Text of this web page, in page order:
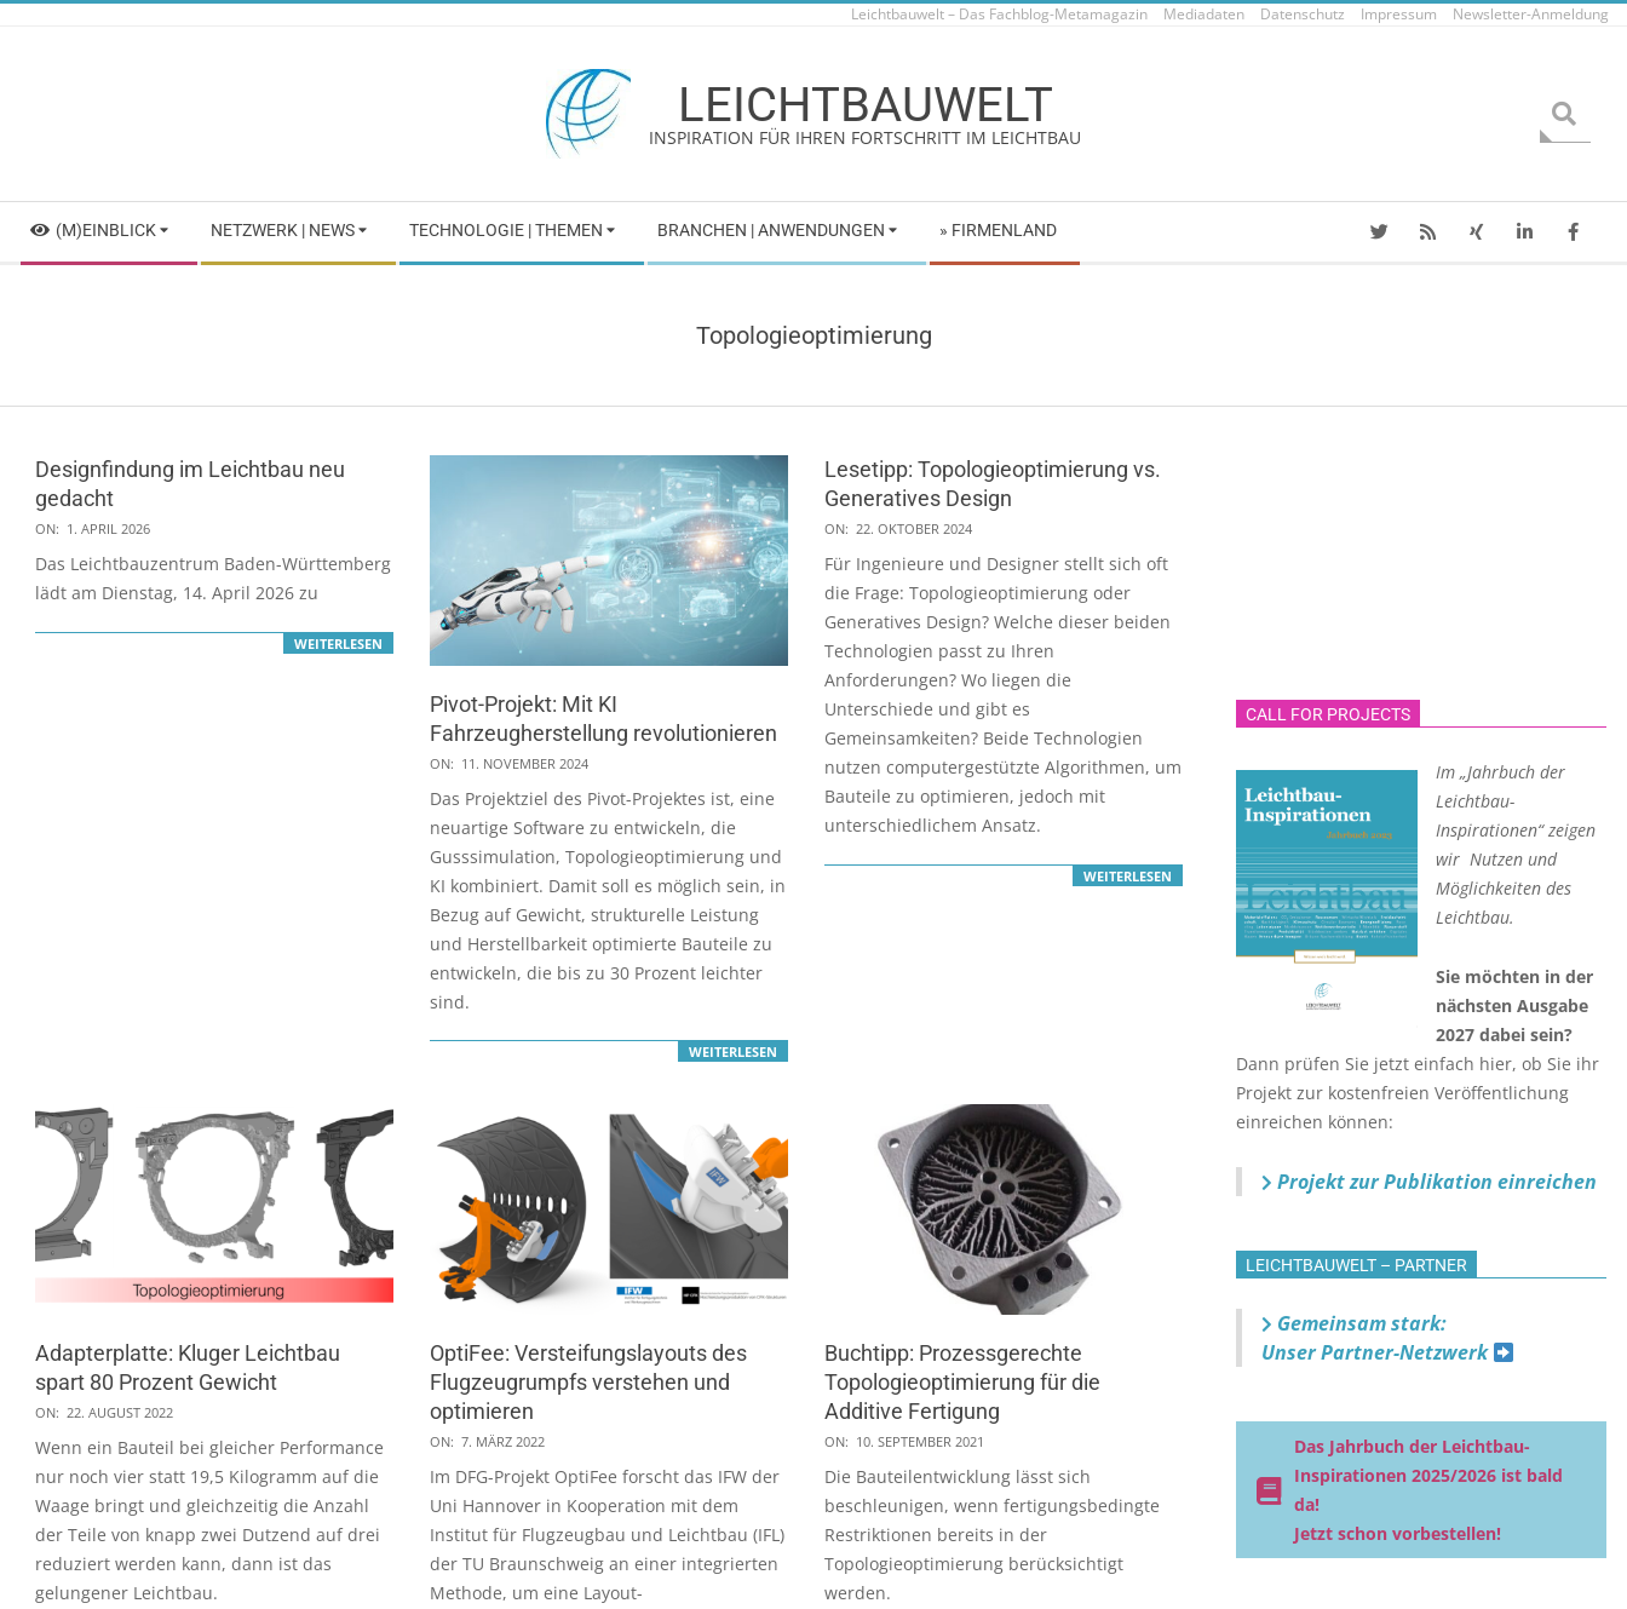
Leichtbauwelt – Das Fachblog-Metamagazin Mediadaten Datenschutz Impressum Newsletter-Anmeldung
LEICHTBAUWELT
INSPIRATION FÜR IHREN FORTSCHRITT IM LEICHTBAU
Navigation
Menu
(M)EINBLICK NETZWERK | NEWS TECHNOLOGIE | THEMEN BRANCHEN | ANWENDUNGEN » FIRMENLAND
Topologieoptimierung
Designfindung im Leichtbau neu
gedacht
2026-
04-
01
ON: 1. APRIL 2026
Das Leichtbauzentrum Baden-Württemberg
lädt am Dienstag, 14. April 2026 zu
WEITERLESEN
Pivot-Projekt: Mit KI
Fahrzeugherstellung revolutionieren
2024-
11-
ON: 11. NOVEMBER 2024
Das Projektziel des Pivot-Projektes ist, eine
neuartige Software zu entwickeln, die
Gusssimulation, Topologieoptimierung und
KI kombiniert. Damit soll es möglich sein, in
Bezug auf Gewicht, strukturelle Leistung
und Herstellbarkeit optimierte Bauteile zu
entwickeln, die bis zu 30 Prozent leichter
sind.
WEITERLESEN
Lesetipp: Topologieoptimierung vs.
Generatives Design
2024-
10-
22
ON: 22. OKTOBER 2024
Für Ingenieure und Designer stellt sich oft
die Frage: Topologieoptimierung oder
Generatives Design? Welche dieser beiden
Technologien passt zu Ihren
Anforderungen? Wo liegen die
Unterschiede und gibt es
Gemeinsamkeiten? Beide Technologien
nutzen computergestützte Algorithmen, um
Bauteile zu optimieren, jedoch mit
unterschiedlichem Ansatz.
WEITERLESEN
Adapterplatte: Kluger Leichtbau
spart 80 Prozent Gewicht
2022-
08-
22
ON: 22. AUGUST 2022
Wenn ein Bauteil bei gleicher Performance
nur noch vier statt 19,5 Kilogramm auf die
Waage bringt und gleichzeitig die Anzahl
der Teile von knapp zwei Dutzend auf drei
reduziert werden kann, dann ist das
gelungener Leichtbau.
OptiFee: Versteifungslayouts des
Flugzeugrumpfs verstehen und
optimieren
2022-
03-
07
ON: 7. MÄRZ 2022
Im DFG-Projekt OptiFee forscht das IFW der
Uni Hannover in Kooperation mit dem
Institut für Flugzeugbau und Leichtbau (IFL)
der TU Braunschweig an einer integrierten
Methode, um eine Layout-
Buchtipp: Prozessgerechte
Topologieoptimierung für die
Additive Fertigung
2021-
09-
10
ON: 10. SEPTEMBER 2021
Die Bauteilentwicklung lässt sich
beschleunigen, wenn fertigungsbedingte
Restriktionen bereits in der
Topologieoptimierung berücksichtigt
werden.
CALL FOR PROJECTS
Im „Jahrbuch der
Leichtbau-
Inspirationen“ zeigen
wir Nutzen und
Möglichkeiten des
Leichtbau.
Sie möchten in der
nächsten Ausgabe
2027 dabei sein?
Dann prüfen Sie jetzt einfach hier, ob Sie ihr
Projekt zur kostenfreien Veröffentlichung
einreichen können:
Projekt zur Publikation einreichen
LEICHTBAUWELT – PARTNER
Gemeinsam stark:
Unser Partner-Netzwerk
Das Jahrbuch der Leichtbau-
Inspirationen 2025/2026 ist bald
da!
Jetzt schon vorbestellen!